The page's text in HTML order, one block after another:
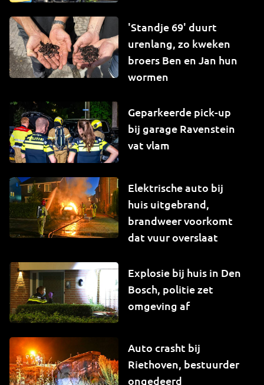
'Standje 69' duurt
urenlang, zo kweken
broers Ben en Jan hun
wormen
Geparkeerde pick-up
bij garage Ravenstein
vat vlam
Elektrische auto bij
huis uitgebrand,
brandweer voorkomt
dat vuur overslaat
Explosie bij huis in Den
Bosch, politie zet
omgeving af
Auto crasht bij
Riethoven, bestuurder
ongedeerd